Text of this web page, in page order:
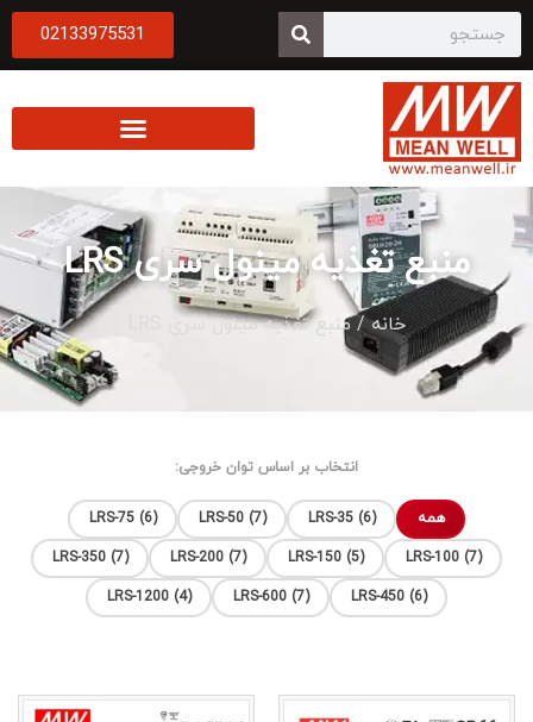
02133975531
منبع تغذیه مینول سری LRS
خانه/ منبع تغذیه مینول سری LRS
انتخاب بر اساس توان خروجی:
همه LRS-35 (6)
LRS-50 (7)
LRS-75 (6)
LRS-100 (7)
LRS-150 (5)
LRS-200 (7)
LRS-350 (7)
LRS-450 (6)
LRS-600 (7)
LRS-1200 (4)